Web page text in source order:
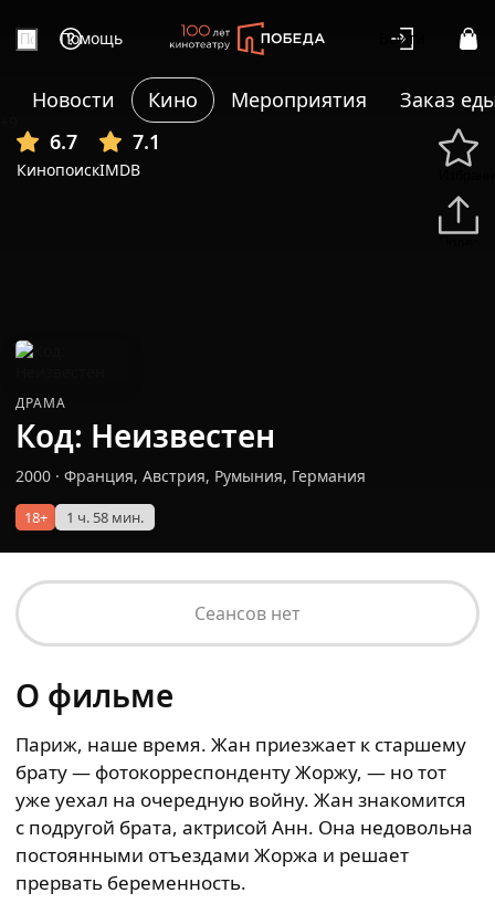
Помощь Войти
Новости Кино Мероприятия
Заказ
6.7
Кинопоиск
7.1
IMDB
ДРАМА
Код: Неизвестен
2000 · Франция, Австрия, Румыния, Германия
18+ 1 ч. 58 мин.
Сеансов нет
О фильме
Париж, наше время. Жан приезжает к старшему
брату — фотокорреспонденту Жоржу, — но тот
уже уехал на очередную войну. Жан знакомится
с подругой брата, актрисой Анн. Она недовольна
постоянными отъездами Жоржа и решает
прервать беременность.